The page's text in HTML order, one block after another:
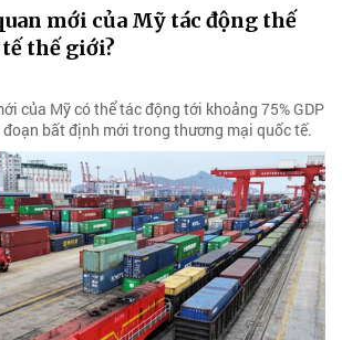
mới của Mỹ tác động thế
thế giới?
của Mỹ có thể tác động tới khoảng 75% GDP
bất định mới trong thương mại quốc tế.